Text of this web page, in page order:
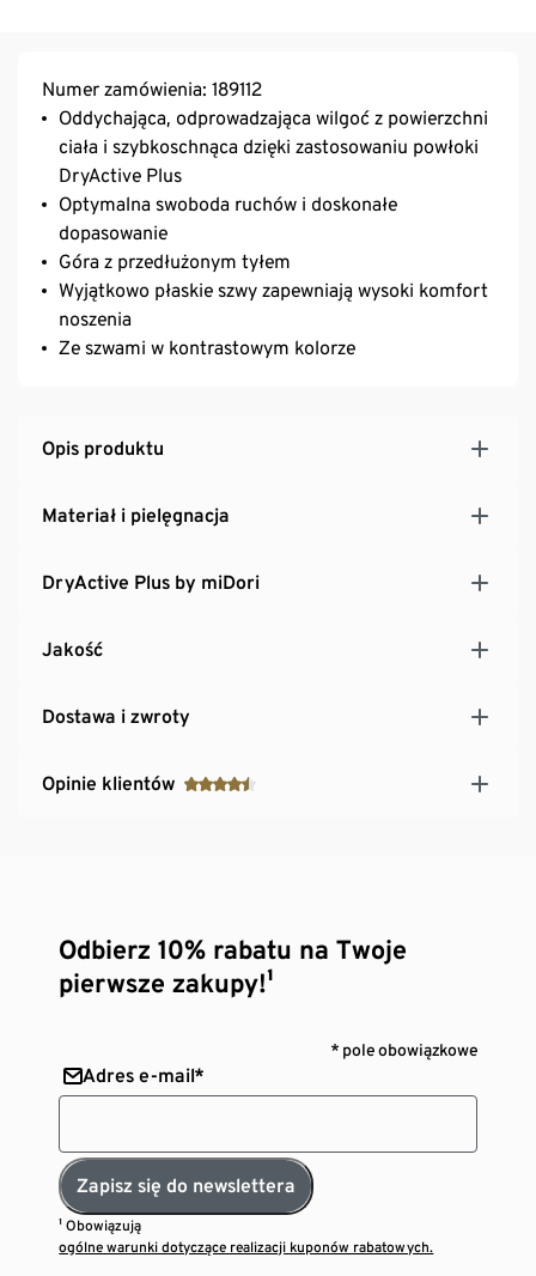
Numer zamówienia: 189112
Oddychająca, odprowadzająca wilgoć z powierzchni
ciała i szybkoschnąca dzięki zastosowaniu powłoki
DryActive Plus
Optymalna swoboda ruchów i doskonałe
dopasowanie
Góra z przedłużonym tyłem
Wyjątkowo płaskie szwy zapewniają wysoki komfort
noszenia
Ze szwami w kontrastowym kolorze
Opis produktu
Materiał i pielęgnacja
DryActive Plus by miDori
Jakość
Dostawa i zwroty
Opinie klientów
Odbierz 10% rabatu na Twoje
pierwsze zakupy!¹
* pole obowiązkowe
Adres e-mail*
Zapisz się do newslettera
¹ Obowiązują
ogólne warunki dotyczące realizacji kuponów rabatowych.